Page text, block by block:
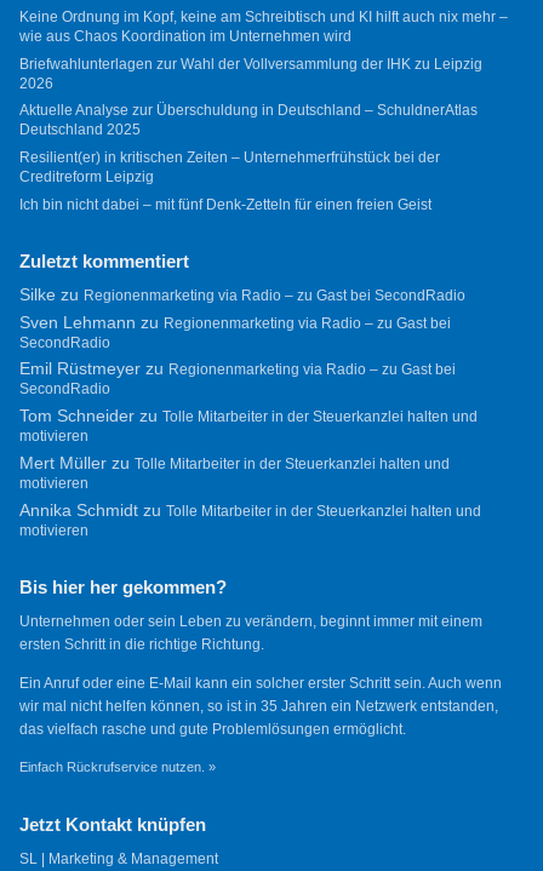
Keine Ordnung im Kopf, keine am Schreibtisch und KI hilft auch nix mehr –
wie aus Chaos Koordination im Unternehmen wird
Briefwahlunterlagen zur Wahl der Vollversammlung der IHK zu Leipzig
2026
Aktuelle Analyse zur Überschuldung in Deutschland – SchuldnerAtlas
Deutschland 2025
Resilient(er) in kritischen Zeiten – Unternehmerfrühstück bei der
Creditreform Leipzig
Ich bin nicht dabei – mit fünf Denk-Zetteln für einen freien Geist
Zuletzt kommentiert
Silkezu Regionenmarketing via Radio – zu Gast bei SecondRadio
Sven Lehmann zu Regionenmarketing via Radio – zu Gast bei
SecondRadio
Emil Rüstmeyerzu Regionenmarketing via Radio – zu Gast bei
SecondRadio
Tom Schneiderzu Tolle Mitarbeiter in der Steuerkanzlei halten und
motivieren
Mert Müllerzu Tolle Mitarbeiter in der Steuerkanzlei halten und
motivieren
Annika Schmidtzu Tolle Mitarbeiter in der Steuerkanzlei halten und
motivieren
Bis hier her gekommen?
Unternehmen oder sein Leben zu verändern, beginnt immer mit einem
ersten Schritt in die richtige Richtung.
Ein Anruf oder eine E-Mail kann ein solcher erster Schritt sein. Auch wenn
wir mal nicht helfen können, so ist in 35 Jahren ein Netzwerk entstanden,
das vielfach rasche und gute Problemlösungen ermöglicht.
Einfach Rückrufservice nutzen. »
Jetzt Kontakt knüpfen
SL | Marketing & Management